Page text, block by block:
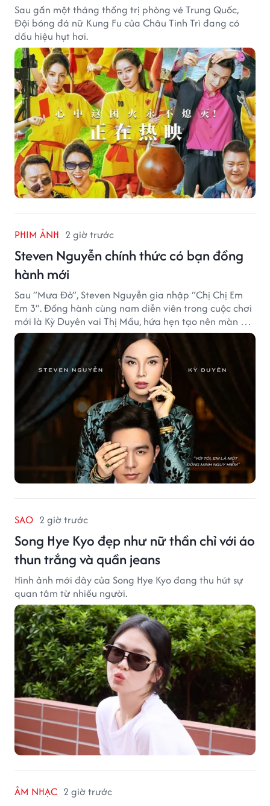
Sau gần một tháng thống trị phòng vé Trung Quốc,
Đội bóng đá nữ Kung Fu của Châu Tinh Trì đang có
dấu hiệu hụt hơi.
PHIM ẢNH 2 giờ trước
Steven Nguyễn chính thức có bạn đồng
hành mới
Sau “Mưa Đỏ”, Steven Nguyễn gia nhập “Chị Chị Em
Em 3”. Đồng hành cùng nam diễn viên trong cuộc chơi
mới là Kỳ Duyên vai Thị Mầu, hứa hẹn tạo nên màn kết
hợp nhiều bất ngờ.
SAO 2 giờ trước
Song Hye Kyo đẹp như nữ thần chỉ với áo
thun trắng và quần jeans
Hình ảnh mới đây của Song Hye Kyo đang thu hút sự
quan tâm từ nhiều người.
ÂM NHẠC 2 giờ trước